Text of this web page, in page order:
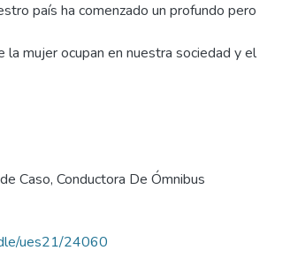
país ha comenzado un profundo pero
mujer ocupan en nuestra sociedad y el
Caso, Conductora De Ómnibus
ues21/24060